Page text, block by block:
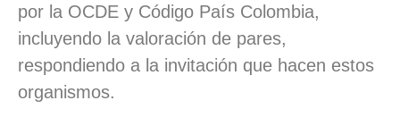
por la OCDE y Código País Colombia,
incluyendo la valoración de pares,
respondiendo a la invitación que hacen estos
organismos.